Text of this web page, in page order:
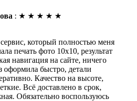
: ★ ★ ★ ★ ★
который полностью меня
печать фото 10х10, результат
навигация на сайте, ничего
оформила быстро, детали
Качество на высоте,
Всё доставлено в срок,
Обязательно воспользуюсь